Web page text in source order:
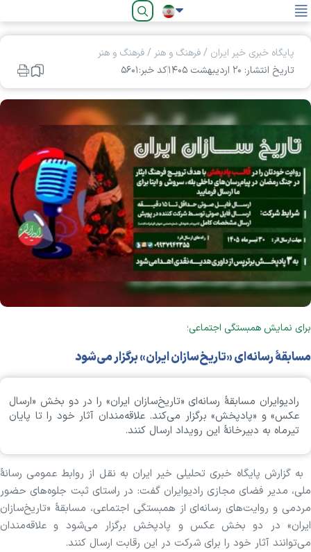
فارسی
پایگاه خبری خیر ایران /فرهنگ و هنر /فرهنگ و هنر
تاریخ انتشار: ۲۰ ارديبهشت ۱۴۰۵
کد خبر:۵۶۰۱
برای نمایش همبستگی اجتماعی؛
مسابقۀ رسانه‌ای «تاریخ‌سازان ایران» برگزار می‌شود
رادیوایران مسابقۀ رسانه‌ای «تاریخ‌سازان ایران» را در دو بخش «ارسال
عکس» و «پادپخش» برگزار می‌کند. علاقه‌مندان آثار خود را تا پایان
تیرماه به دبیرخانۀ این رویداد ارسال کنند.
به گزارش پایگاه خبری تحلیلی خیر ایران به نقل از روابط عمومی رسانهٔ
ملی، مدیر فضای مجازی رادیوایران گفت: در راستای ثبت جلوه‌های حضور
مردمی و روایت‌های رسانه‌ای از همبستگی اجتماعی، مسابقۀ «تاریخ‌سازان
ایران» در دو بخش عکس و پادپخش برگزار می‌شود و علاقه‌مندان
می‌توانند آثار خود را برای شرکت در این رقابت ارسال کنند.